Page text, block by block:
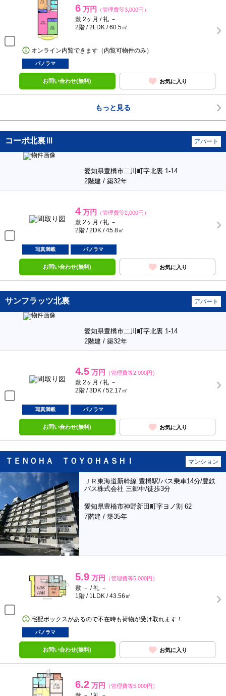
6 万円 （管理費等3,000円）
敷 2ヶ月 / 礼 －
2階 / 2LDK / 60.5㎡
オンライン内覧できます（内覧可物件のみ）
パノラマ
お問い合わせ(無料) お気に入り
もっと見る
コーポ北裏Ⅲ アパート
愛知県豊橋市二川町字北裏 1-14
2階建 / 築32年
4 万円 （管理費等2,000円）
敷 2ヶ月 / 礼 －
2階 / 2DK / 45.8㎡
写真満載 パノラマ
お問い合わせ(無料) お気に入り
サンフラッツ北裏 アパート
愛知県豊橋市二川町字北裏 1-14
2階建 / 築32年
4.5 万円 （管理費等2,000円）
敷 2ヶ月 / 礼 －
2階 / 3DK / 52.17㎡
写真満載 パノラマ
お問い合わせ(無料) お気に入り
ＴＥＮＯＨＡ ＴＯＹＯＨＡＳＨＩ マンション
ＪＲ東海道新幹線 豊橋駅/バス乗車14分/豊鉄
バス株式会社 三郷中/徒歩3分
愛知県豊橋市神野新田町字ヨノ割 62
7階建 / 築35年
5.9 万円 （管理費等5,000円）
敷 － / 礼 －
1階 / 1LDK / 43.56㎡
宅配ボックスがあるので不在時も荷物が受け取れます！
パノラマ
お問い合わせ(無料) お気に入り
6.2 万円 （管理費等5,000円）